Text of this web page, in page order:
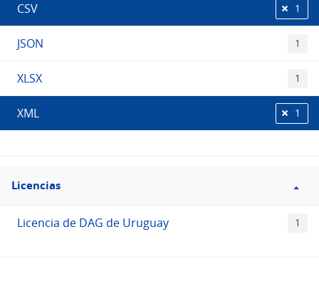
CSV 1
JSON 1
XLSX 1
XML 1
Filtro
Licencias
Licencias
Licencia de DAG de Uruguay 1